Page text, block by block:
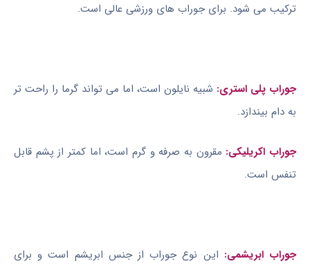
ترکیب می شود. برای جوراب های ورزشی عالی است.
جوراب پلی استری: شبیه نایلون است، اما می تواند گرما را راحت تر
به دام بیندازد.
جوراب اکریلیکی: مقرون به صرفه و گرم است، اما کمتر از پشم قابل
تنفس است.
جوراب ابریشمی: این نوع جوراب از جنس ابریشم است و برای